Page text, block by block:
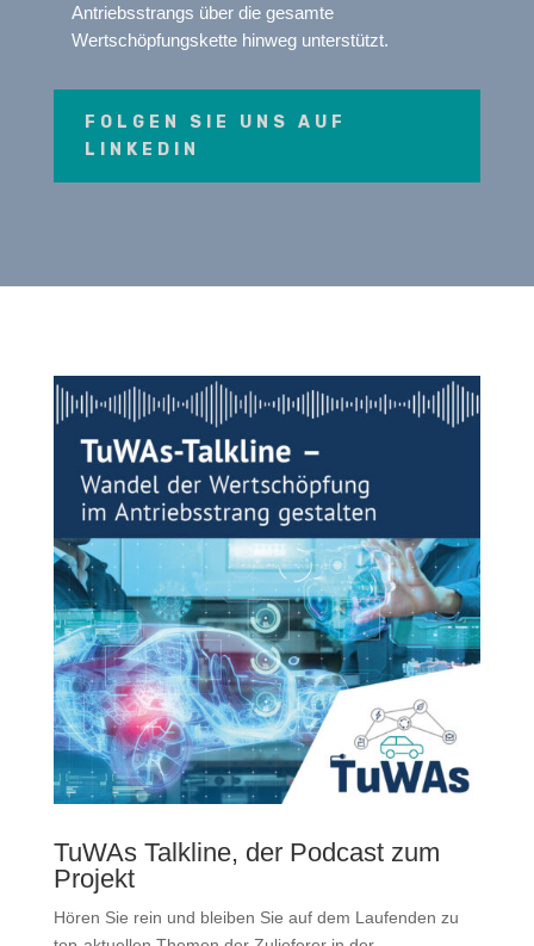
Antriebsstrangs über die gesamte
Wertschöpfungskette hinweg unterstützt.
FOLGEN SIE UNS AUF
LINKEDIN
TuWAs Talkline, der Podcast zum
Projekt
Hören Sie rein und bleiben Sie auf dem Laufenden zu